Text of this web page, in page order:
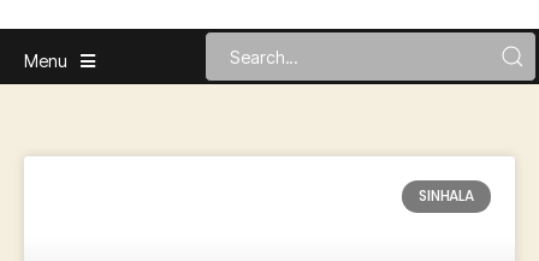
Menu
SINHALA